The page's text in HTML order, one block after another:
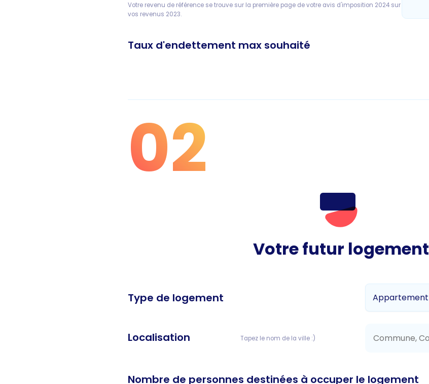
Votre revenu de référence se trouve sur la première page de votre avis d'imposition 2024 sur
vos revenus 2023.
Taux d'endettement max souhaité
02
Votre futur logement
Type de logement
Localisation Tapez le nom de la ville :)
Nombre de personnes destinées à occuper le logement